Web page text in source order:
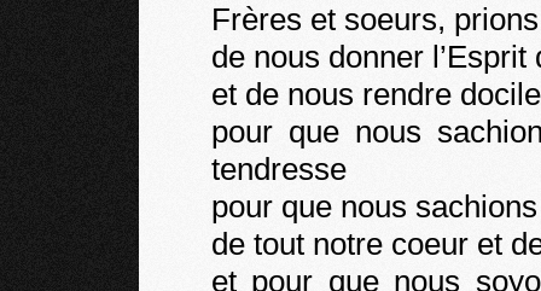
Frères et soeurs,
de nous donner l’Esprit
et de nous rendre
pour que nous
tendresse
pour que nous
de tout notre coeur et
et pour que nous